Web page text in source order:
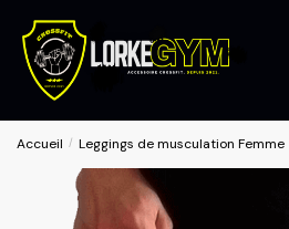
Accueil / Leggings de musculation Femme